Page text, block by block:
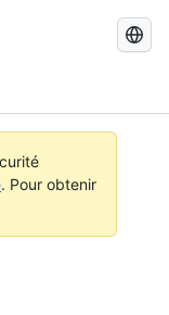
Docs
. Pour obtenir